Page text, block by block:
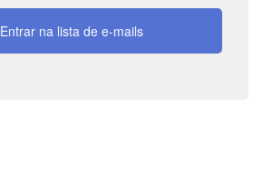
Entrar na lista de e-mails